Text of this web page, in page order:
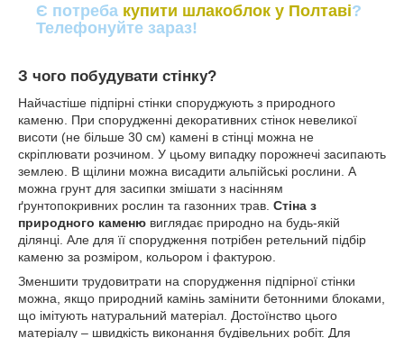
Є потреба купити шлакоблок у Полтаві?
Телефонуйте зараз!
З чого побудувати стінку?
Найчастіше підпірні стінки споруджують з природного
каменю. При спорудженні декоративних стінок невеликої
висоти (не більше 30 см) камені в стінці можна не
скріплювати розчином. У цьому випадку порожнечі засипають
землею. В щілини можна висадити альпійські рослини. А
можна грунт для засипки змішати з насінням
ґрунтопокривних рослин та газонних трав. Стіна з
природного каменю виглядає природно на будь-якій
ділянці. Але для її спорудження потрібен ретельний підбір
каменю за розміром, кольором і фактурою.
Зменшити трудовитрати на спорудження підпірної стінки
можна, якщо природний камінь замінити бетонними блоками,
що імітують натуральний матеріал. Достоїнство цього
матеріалу – швидкість виконання будівельних робіт. Для